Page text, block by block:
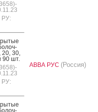
РУ:
20, 30,
90 шт.
РУ:
АВВА РУС (Россия)